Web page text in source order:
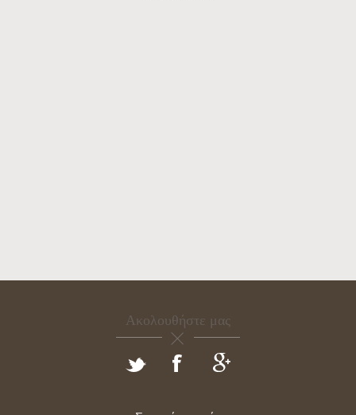
Ακολουθήστε μας